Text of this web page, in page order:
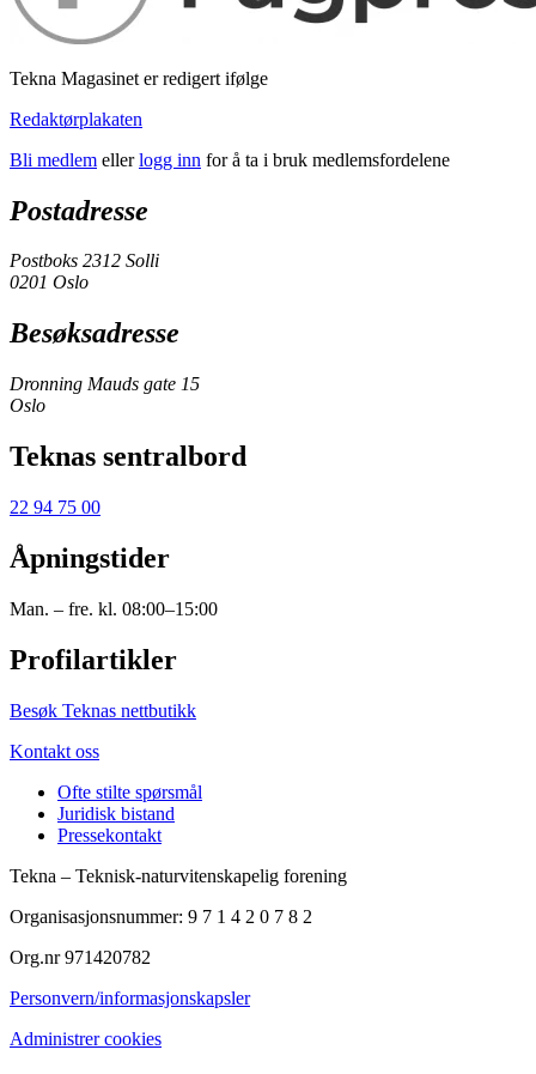
Tekna Magasinet er redigert ifølge
Redaktørplakaten
Bli medlem ellerlogg inn for å ta i bruk medlemsfordelene
Postadresse
Postboks 2312 Solli
0201 Oslo
Besøksadresse
Dronning Mauds gate 15
Oslo
Teknas sentralbord
22 94 75 00
Åpningstider
Man. – fre. kl. 08:00–15:00
Profilartikler
Besøk Teknas nettbutikk
Kontakt oss
Ofte stilte spørsmål
Juridisk bistand
Pressekontakt
Tekna – Teknisk-naturvitenskapelig forening
Organisasjonsnummer: 9 7 1 4 2 0 7 8 2
Org.nr 971420782
Personvern/informasjonskapsler
Administrer cookies